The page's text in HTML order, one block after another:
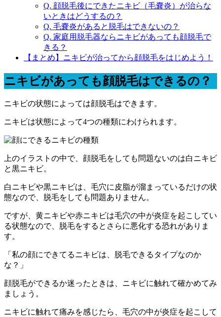
Q. 顔脱毛後にできたニキビ（毛嚢炎）が治らな
いときはどうするの？
Q. 毛嚢炎があると脱毛はできないの？
Q. 家庭用脱毛器ならニキビがあっても顔脱毛で
きる？
【まとめ】ニキビが治ってから顔脱毛をはじめよう！
ニキビがあっても顔脱毛はできるの？
ニキビの状態によっては顔脱毛はできます。
ニキビは状態によって4つの種類にわけられます。
上のイラストの中で、顔脱毛をしても問題ないのは白ニキビ
と黒ニキビ。
白ニキビや黒ニキビは、毛穴に皮脂が溜まっているだけの状
態なので、脱毛をしても問題ありません。
ですが、 黄ニキビや赤ニキビは毛穴の中が炎症を起こしてい
る状態なので、脱毛をするとさらに悪化する恐れがありま
す。
「私の顔にできてるニキビは、脱毛できるタイプなのか
な？」
顔脱毛ができるか迷ったときは、ニキビに触れて確かめてみ
ましょう。
ニキビに触れて痛みを感じたら、毛穴の中が炎症を起こして